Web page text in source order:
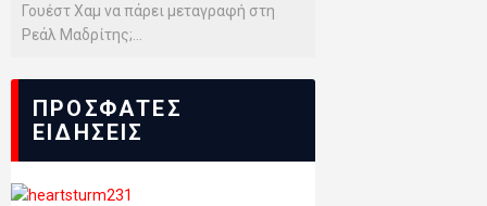
Γουέστ Χαμ να πάρει μεταγραφή στη
Ρεάλ Μαδρίτης;...
ΠΡΟΣΦΑΤΕΣ
ΕΙΔΗΣΕΙΣ